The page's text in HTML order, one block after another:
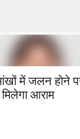
में जलन होने
आराम